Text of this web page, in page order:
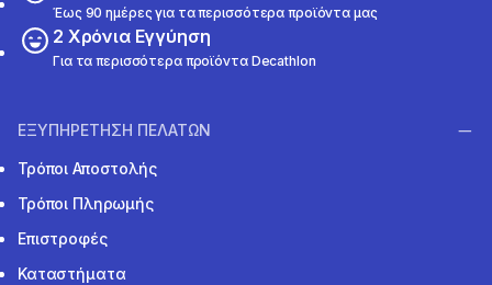
Έως 90 ημέρες για τα περισσότερα προϊόντα μας
2 Χρόνια Εγγύηση
Για τα περισσότερα προϊόντα Decathlon
ΕΞΥΠΗΡΕΤΗΣΗ ΠΕΛΑΤΩΝ
Τρόποι Αποστολής
Τρόποι Πληρωμής
Επιστροφές
Καταστήματα